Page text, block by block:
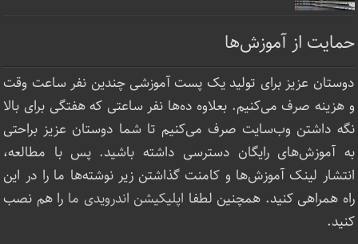
حمایت از آموزش‌ها
دوستان عزیز برای تولید یک پست آموزشی چندین نفر ساعت‌ وقت
و هزینه صرف می‌کنیم. بعلاوه ده‌ها نفر ساعتی که هفتگی برای بالا
نگه داشتن وب‌سایت صرف ‌می‌کنیم تا شما دوستان عزیز براحتی
به آموزش‌های رایگان دسترسی داشته باشید. پس با مطالعه،
انتشار لینک‌ آموزش‌ها و کامنت گذاشتن زیر نوشته‌‌ها ما را در این
راه همراهی کنید. همچنین لطفا اپلیکیشن اندرویدی ما را هم نصب
کنید.